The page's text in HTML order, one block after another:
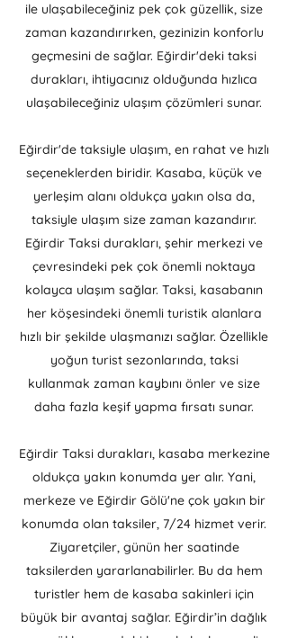
ile ulaşabileceğiniz pek çok güzellik, size
zaman kazandırırken, gezinizin konforlu
geçmesini de sağlar. Eğirdir'deki taksi
durakları, ihtiyacınız olduğunda hızlıca
ulaşabileceğiniz ulaşım çözümleri sunar.
Eğirdir'de taksiyle ulaşım, en rahat ve hızlı
seçeneklerden biridir. Kasaba, küçük ve
yerleşim alanı oldukça yakın olsa da,
taksiyle ulaşım size zaman kazandırır.
Eğirdir Taksi durakları, şehir merkezi ve
çevresindeki pek çok önemli noktaya
kolayca ulaşım sağlar. Taksi, kasabanın
her köşesindeki önemli turistik alanlara
hızlı bir şekilde ulaşmanızı sağlar. Özellikle
yoğun turist sezonlarında, taksi
kullanmak zaman kaybını önler ve size
daha fazla keşif yapma fırsatı sunar.
Eğirdir Taksi durakları, kasaba merkezine
oldukça yakın konumda yer alır. Yani,
merkeze ve Eğirdir Gölü'ne çok yakın bir
konumda olan taksiler, 7/24 hizmet verir.
Ziyaretçiler, günün her saatinde
taksilerden yararlanabilirler. Bu da hem
turistler hem de kasaba sakinleri için
büyük bir avantaj sağlar. Eğirdir’in dağlık